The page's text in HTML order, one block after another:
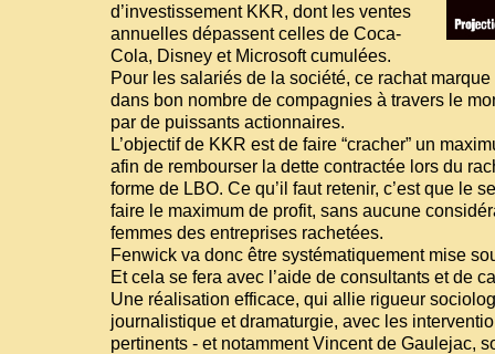
d’investissement KKR, dont les ventes
annuelles dépassent celles de Coca-
Cola, Disney et Microsoft cumulées.
Pour les salariés de la société, ce rachat
dans bon nombre de compagnies à travers le
par de puissants actionnaires.
L’objectif de KKR est de faire “cracher” un
afin de rembourser la dette contractée lors du
forme de LBO. Ce qu’il faut retenir, c’est que le
faire le maximum de profit, sans aucune
femmes des entreprises rachetées.
Fenwick va donc être systématiquement mise
Et cela se fera avec l’aide de consultants et de
Une réalisation efficace, qui allie rigueur
journalistique et dramaturgie, avec les
pertinents - et notamment Vincent de Gaulejac,